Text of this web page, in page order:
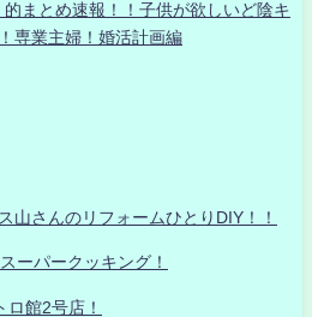
まとめ速報！！子供が欲しいど陰キ
専業主婦！婚活計画編
山さんのリフォームひとりDIY！！
ーパークッキング！
館2号店！